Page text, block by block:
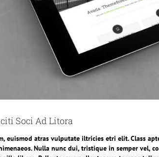
Soci Ad Litora
euismod atras vulputate iltricies etri elit. Class
Nulla nunc dui, tristique in semper vel,